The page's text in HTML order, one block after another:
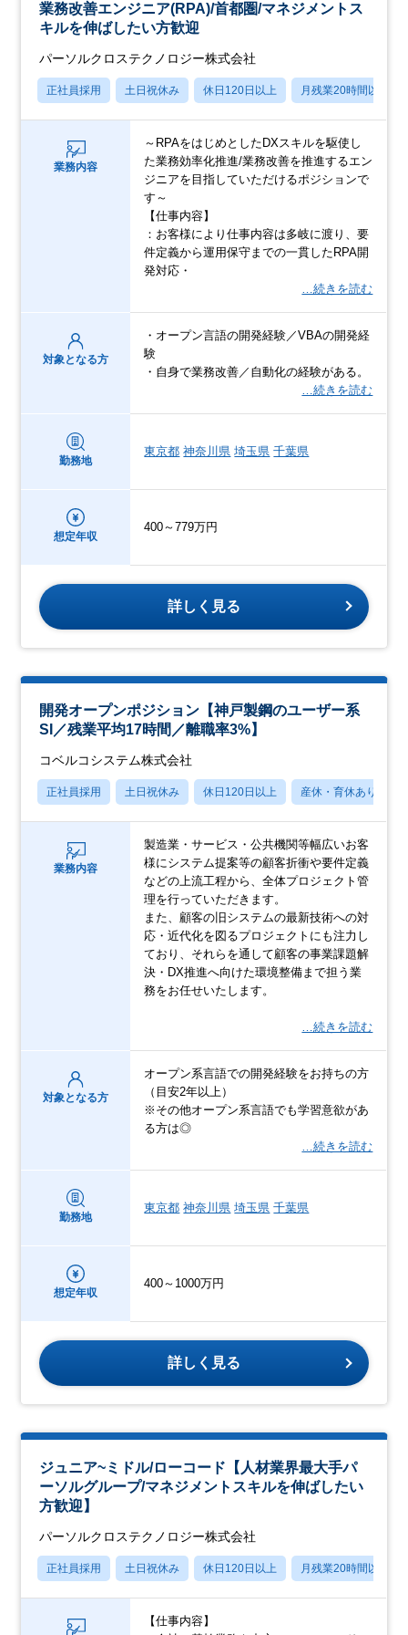
業務改善エンジニア(RPA)/首都圏/マネジメントス
キルを伸ばしたい方歓迎
パーソルクロステクノロジー株式会社
正社員採用 土日祝休み 休日120日以上 月残業20時間以内
業務内容
～RPAをはじめとしたDXスキルを駆使し
た業務効率化推進/業務改善を推進するエン
ジニアを目指していただけるポジションで
す～
【仕事内容】
：お客様により仕事内容は多岐に渡り、要
件定義から運用保守までの一貫したRPA開
発対応・
…続きを読む
対象となる方
・オープン言語の開発経験／VBAの開発経
験
・自身で業務改善／自動化の経験がある。
…続きを読む
勤務地
東京都 神奈川県 埼玉県 千葉県
想定年収
400～779万円
詳しく見る
開発オープンポジション【神戸製鋼のユーザー系
SI／残業平均17時間／離職率3%】
コベルコシステム株式会社
正社員採用 土日祝休み 休日120日以上 産休・育休あり
業務内容
製造業・サービス・公共機関等幅広いお客
様にシステム提案等の顧客折衝や要件定義
などの上流工程から、全体プロジェクト管
理を行っていただきます。
また、顧客の旧システムの最新技術への対
応・近代化を図るプロジェクトにも注力し
ており、それらを通して顧客の事業課題解
決・DX推進へ向けた環境整備まで担う業
務をお任せいたします。
…続きを読む
対象となる方
オープン系言語での開発経験をお持ちの方
（目安2年以上）
※その他オープン系言語でも学習意欲があ
る方は◎
…続きを読む
勤務地
東京都 神奈川県 埼玉県 千葉県
想定年収
400～1000万円
詳しく見る
ジュニア~ミドル/ローコード【人材業界最大手パ
ーソルグループ/マネジメントスキルを伸ばしたい
方歓迎】
パーソルクロステクノロジー株式会社
正社員採用 土日祝休み 休日120日以上 月残業20時間以内
【仕事内容】